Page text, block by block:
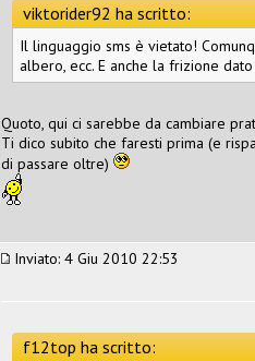
viktorider92 ha scritto:
Il linguaggio sms è vietato!
albero, ecc. E anche la frizione
Quoto, qui ci sarebbe da cambiare
Ti dico subito che faresti prima (e
di passare oltre)
Inviato: 4 Giu 2010 22:53
f12top ha scritto: